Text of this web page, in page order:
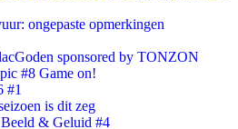
ongepaste opmerkingen
sponsored by TONZON
#8 Game on!
#1
is dit zeg
& Geluid #4